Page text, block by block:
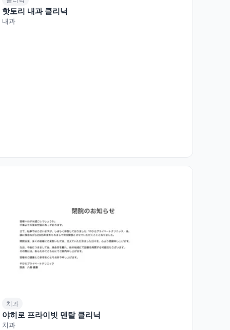
핫토리 내과 클리닉
내과
치과
야히로 프라이빗 덴탈 클리닉
치과